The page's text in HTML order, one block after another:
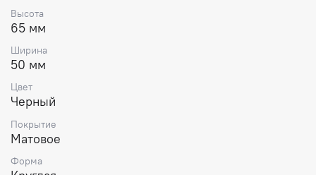
Высота
65 мм
Ширина
50 мм
Цвет
Черный
Покрытие
Матовое
Форма